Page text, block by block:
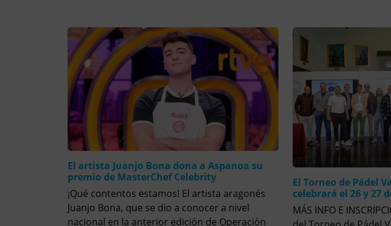
El artista Juanjo Bona dona a Aspanoa su
premio de MasterChef Celebrity
¡Qué contentos estamos! El artista aragonés
Juanjo Bona, que se dio a conocer a nivel
nacional en la anterior edición de Operación
El Torneo de Pádel
celebrará el 26 y 27
MÁS INFO E